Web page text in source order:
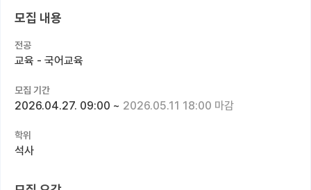
전공별 모집 정보
국내대학원 정보
연구실&오픈랩
커리어
모집 내용
전공
교육 - 국어교육
모집 기간
2026.04.27. 09:00 ~ 2026.05.11 18:00 마감
학위
석사